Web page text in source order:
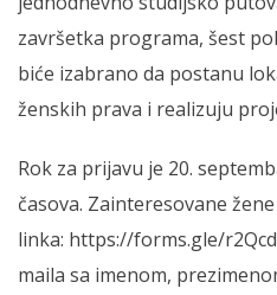
završetka programa, šest
biće izabrano da postanu
ženskih prava i realizuju
Rok za prijavu je 20.
časova. Zainteresovane
linka: https://forms.gle/
maila sa imenom,